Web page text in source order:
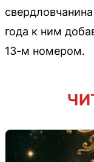
года к ним
13-м номером.